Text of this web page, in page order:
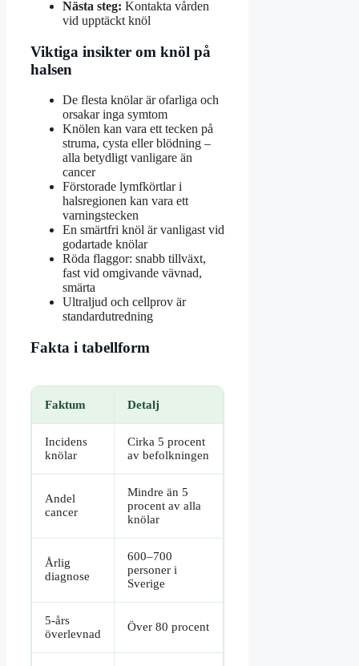
Nästa steg: Kontakta vården
vid upptäckt knöl
Viktiga insikter om knöl på
halsen
De flesta knölar är ofarliga och
orsakar inga symtom
Knölen kan vara ett tecken på
struma, cysta eller blödning –
alla betydligt vanligare än
cancer
Förstorade lymfkörtlar i
halsregionen kan vara ett
varningstecken
En smärtfri knöl är vanligast vid
godartade knölar
Röda flaggor: snabb tillväxt,
fast vid omgivande vävnad,
smärta
Ultraljud och cellprov är
standardutredning
Fakta i tabellform
Faktum Detalj
Incidens
knölar
Cirka 5 procent
av befolkningen
Andel
cancer
Mindre än 5
procent av alla
knölar
Årlig
diagnose
600–700
personer i
Sverige
5-års
överlevnad
Över 80 procent